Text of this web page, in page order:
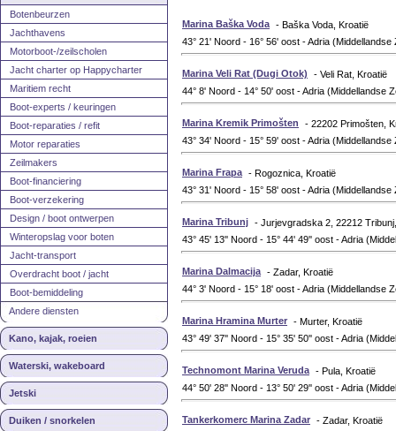
Botenbeurzen
Jachthavens
Motorboot-/zeilscholen
Jacht charter op Happycharter
Maritiem recht
Boot-experts / keuringen
Boot-reparaties / refit
Motor reparaties
Zeilmakers
Boot-financiering
Boot-verzekering
Design / boot ontwerpen
Winteropslag voor boten
Jacht-transport
Overdracht boot / jacht
Boot-bemiddeling
Andere diensten
Kano, kajak, roeien
Waterski, wakeboard
Jetski
Duiken / snorkelen
Marina Baška Voda - Baška Voda, Kroatië
43° 21' Noord - 16° 56' oost - Adria (Middellandse
Marina Veli Rat (Dugi Otok)
- Veli Rat, Kroatië
44° 8' Noord - 14° 50' oost - Adria (Middellandse
Marina Kremik Primošten
- 22202 Primošten,
43° 34' Noord - 15° 59' oost - Adria (Middellandse
Marina Frapa - Rogoznica, Kroatië
43° 31' Noord - 15° 58' oost - Adria (Middellandse
Marina Tribunj - Jurjevgradska 2, 22212
43° 45' 13'' Noord - 15° 44' 49'' oost - Adria
Marina Dalmacija - Zadar, Kroatië
44° 3' Noord - 15° 18' oost - Adria (Middellandse
Marina Hramina Murter - Murter, Kroatië
43° 49' 37'' Noord - 15° 35' 50'' oost - Adria
Technomont Marina Veruda - Pula, Kroatië
44° 50' 28'' Noord - 13° 50' 29'' oost - Adria
Tankerkomerc Marina Zadar - Zadar, Kroatië